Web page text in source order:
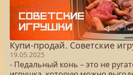
Купи-продай. Советские
19.05.2025
- Педальный конь – это не